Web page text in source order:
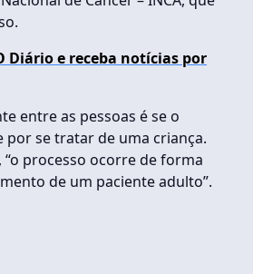
Diário e receba notícias por
entre as pessoas é se o
se tratar de uma criança.
“o processo ocorre de forma
de um paciente adulto”.